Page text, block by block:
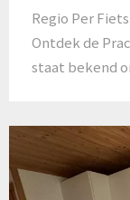
Regio Per
Ontdek de
staat bekend